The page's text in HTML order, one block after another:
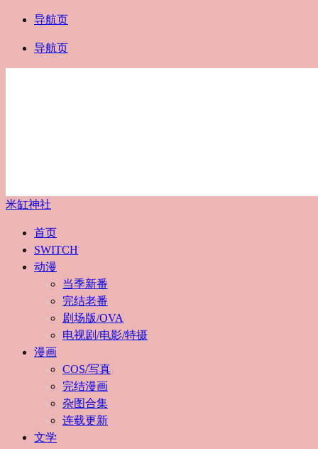
导航页
导航页
米缸神社
首页
SWITCH
动漫
当季新番
完结老番
剧场版/OVA
电视剧/电影/特摄
漫画
COS/写真
完结漫画
杂图合集
连载更新
文学